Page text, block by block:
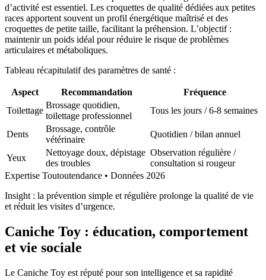
d’activité est essentiel. Les croquettes de qualité dédiées aux petites
races apportent souvent un profil énergétique maîtrisé et des
croquettes de petite taille, facilitant la préhension. L’objectif :
maintenir un poids idéal pour réduire le risque de problèmes
articulaires et métaboliques.
Tableau récapitulatif des paramètres de santé :
Aspect Recommandation
Fréquence
Toilettage
Brossage quotidien,
toilettage professionnel
Tous les jours / 6-8 semaines
Dents
Brossage, contrôle
vétérinaire
Quotidien / bilan annuel
Yeux
Nettoyage doux, dépistage
des troubles
Observation régulière /
consultation si rougeur
Expertise Toutoutendance • Données 2026
Insight : la prévention simple et régulière prolonge la qualité de vie
et réduit les visites d’urgence.
Caniche Toy : éducation, comportement
et vie sociale
Le Caniche Toy est réputé pour son intelligence et sa rapidité